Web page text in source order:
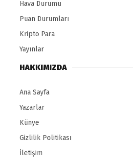
Hava Durumu
Puan Durumları
Kripto Para
Yayınlar
HAKKIMIZDA
Ana Sayfa
Yazarlar
Künye
Gizlilik Politikası
İletişim